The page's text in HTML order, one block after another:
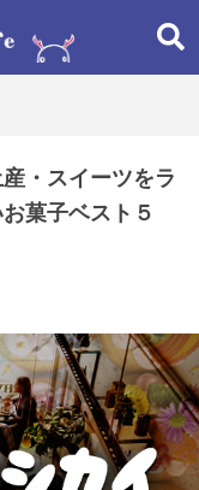
・スイーツをラ
菓子ベスト５